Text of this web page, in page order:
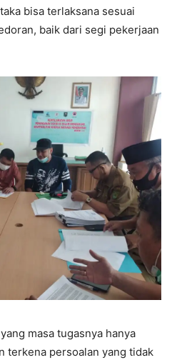
bisa terlaksana sesuai
baik dari segi pekerjaan
masa tugasnya hanya
terkena persoalan yang tidak